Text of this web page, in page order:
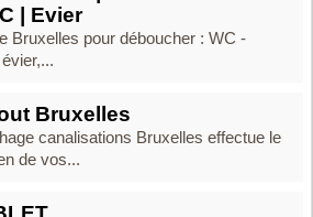
| Evier
Bruxelles pour déboucher : WC -
Bruxelles
canalisations Bruxelles effectue le
de vos...